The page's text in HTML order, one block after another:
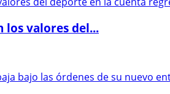
los valores del...